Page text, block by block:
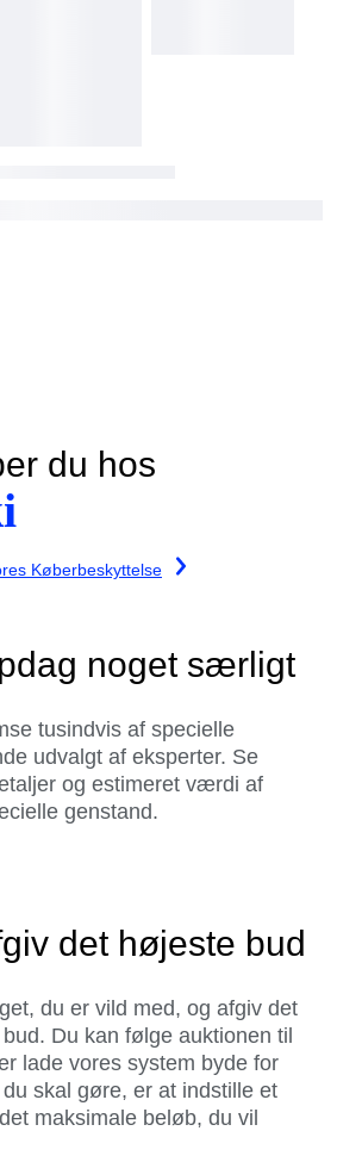
du hos
Køberbeskyttelse
noget særligt
tusindvis af specielle
udvalgt af eksperter. Se
og estimeret værdi af
genstand.
det højeste bud
du er vild med, og afgiv det
Du kan følge auktionen til
lade vores system byde for
skal gøre, er at indstille et
maksimale beløb, du vil